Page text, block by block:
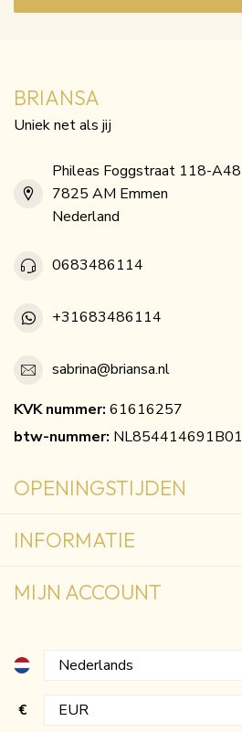
BRIANSA
Uniek net als jij
Phileas Foggstraat 118-A48
7825 AM Emmen
Nederland
0683486114
+31683486114
sabrina@briansa.nl
KVK nummer: 61616257
btw-nummer: NL854414691B01
OPENINGSTIJDEN
INFORMATIE
MIJN ACCOUNT
€